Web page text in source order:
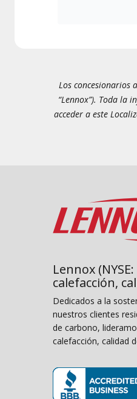
Los concesionarios
“Lennox”). Toda la
acceder a este
Lennox
calefacción,
Dedicados a la
nuestros clientes
de carbono,
calefacción, calidad